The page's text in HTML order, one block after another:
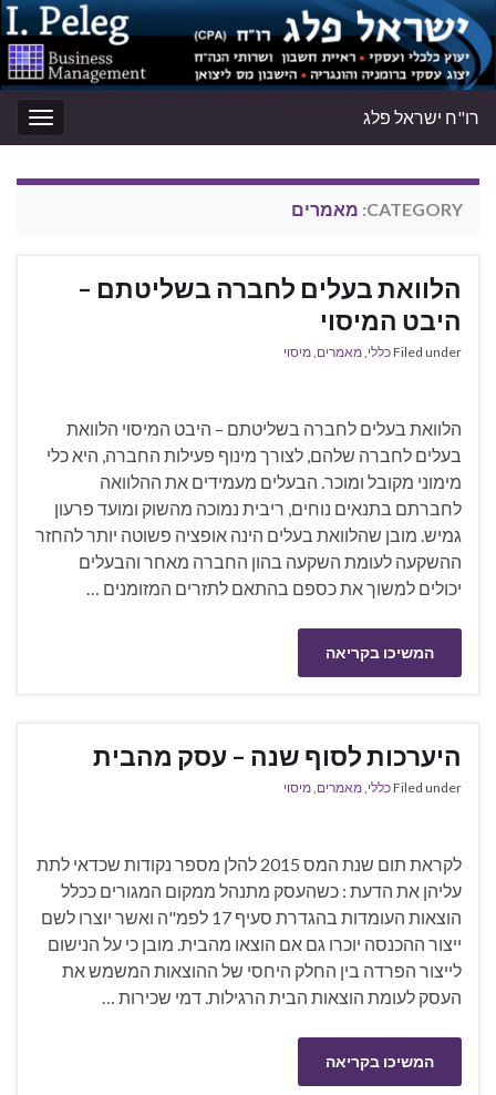
רו"ח ישראל פלג
CATEGORY: מאמרים
הלוואת בעלים לחברה בשליטתם –
היבט המיסוי
Filed underכללי,מאמרים,מיסוי
הלוואת בעלים לחברה בשליטתם – היבט המיסוי הלוואת
בעלים לחברה שלהם, לצורך מינוף פעילות החברה, היא כלי
מימוני מקובל ומוכר. הבעלים מעמידים את ההלוואה
לחברתם בתנאים נוחים, ריבית נמוכה מהשוק ומועד פרעון
גמיש. מובן שהלוואת בעלים הינה אופציה פשוטה יותר להחזר
ההשקעה לעומת השקעה בהון החברה מאחר והבעלים
יכולים למשוך את כספם בהתאם לתזרים המזומנים …
המשיכו בקריאה
היערכות לסוף שנה – עסק מהבית
Filed underכללי,מאמרים,מיסוי
לקראת תום שנת המס 2015 להלן מספר נקודות שכדאי לתת
עליהן את הדעת : כשהעסק מתנהל ממקום המגורים ככלל
הוצאות העומדות בהגדרת סעיף 17 לפמ"ה ואשר יוצרו לשם
ייצור ההכנסה יוכרו גם אם הוצאו מהבית. מובן כי על הנישום
לייצור הפרדה בין החלק היחסי של ההוצאות המשמש את
העסק לעומת הוצאות הבית הרגילות. דמי שכירות …
המשיכו בקריאה